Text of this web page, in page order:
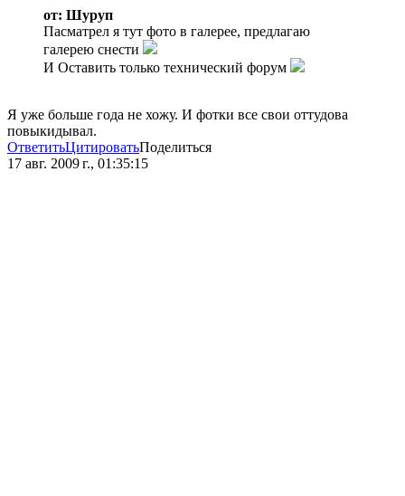
от: Шуруп
Пасматрел я тут фото в галерее, предлагаю
галерею снести
И Оставить только технический форум
Я уже больше года не хожу. И фотки все свои оттудова
повыкидывал.
ОтветитьЦитироватьПоделиться
17 авг. 2009 г., 01:35:15